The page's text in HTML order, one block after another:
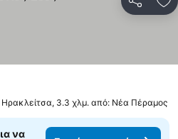
3.3 χλμ. από: Νέα Πέραμος
να